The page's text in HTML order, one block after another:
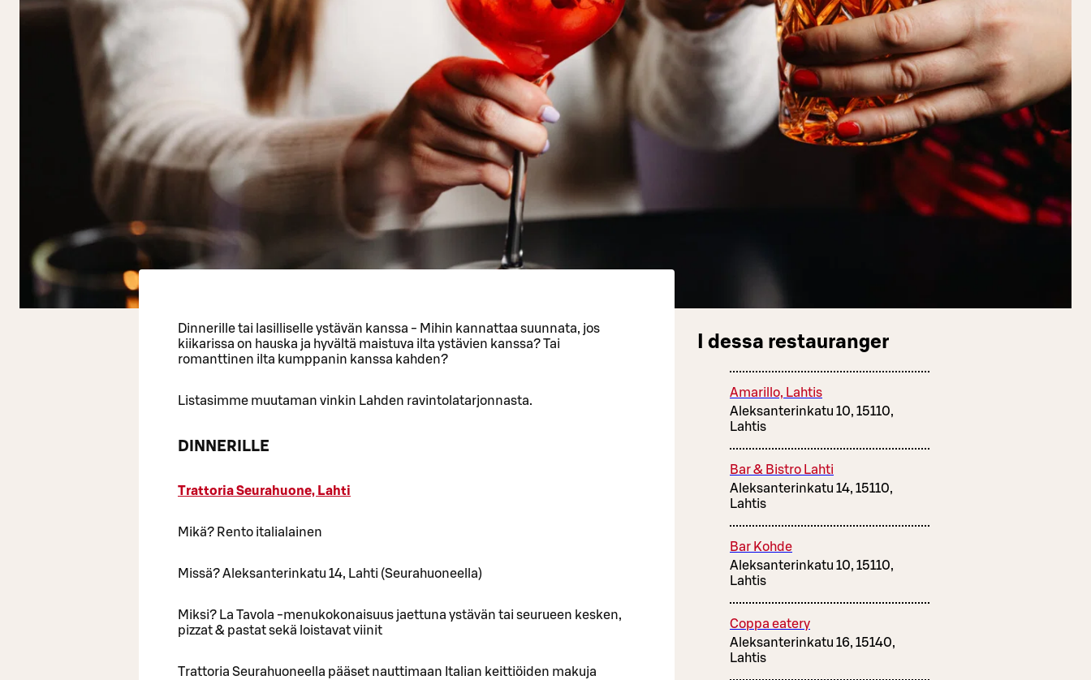
Dinnerille tai lasilliselle ystävän kanssa - Mihin kannattaa suunnata, jos
kiikarissa on hauska ja hyvältä maistuva ilta ystävien kanssa? Tai
romanttinen ilta kumppanin kanssa kahden?
Listasimme muutaman vinkin Lahden ravintolatarjonnasta.
DINNERILLE
Trattoria Seurahuone, Lahti
Mikä? Rento italialainen
Missä? Aleksanterinkatu 14, Lahti (Seurahuoneella)
Miksi? La Tavola -menukokonaisuus jaettuna ystävän tai seurueen kesken,
pizzat & pastat sekä loistavat viinit
Trattoria Seurahuoneella pääset nauttimaan Italian keittiöiden makuja
I dessa restauranger
Amarillo, Lahtis
Aleksanterinkatu 10, 15110,
Lahtis
Bar & Bistro Lahti
Aleksanterinkatu 14, 15110,
Lahtis
Bar Kohde
Aleksanterinkatu 10, 15110,
Lahtis
Coppa eatery
Aleksanterinkatu 16, 15140,
Lahtis